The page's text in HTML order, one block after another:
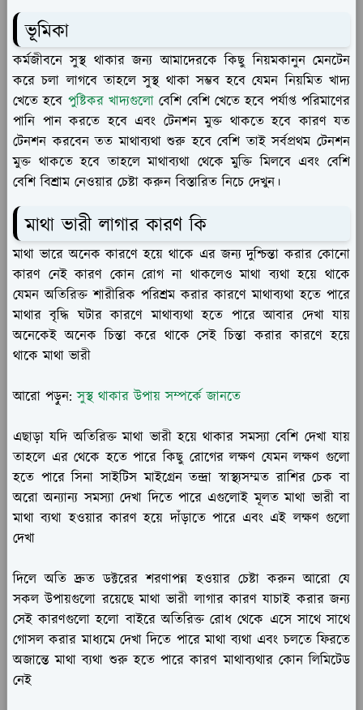
ভূমিকা
কর্মজীবনে সুস্থ থাকার জন্য আমাদেরকে কিছু নিয়মকানুন মেনটেন
করে চলা লাগবে তাহলে সুস্থ থাকা সম্ভব হবে যেমন নিয়মিত খাদ্য
খেতে হবে পুষ্টিকর খাদ্যগুলোবেশি বেশি খেতে হবে পর্যাপ্ত পরিমাণের
পানি পান করতে হবে এবং টেনশন মুক্ত থাকতে হবে কারণ যত
টেনশন করবেন তত মাথাব্যথা শুরু হবে বেশি তাই সর্বপ্রথম টেনশন
মুক্ত থাকতে হবে তাহলে মাথাব্যথা থেকে মুক্তি মিলবে এবং বেশি
বেশি বিশ্রাম নেওয়ার চেষ্টা করুন বিস্তারিত নিচে দেখুন।
মাথা ভারী লাগার কারণ কি
মাথা ভারে অনেক কারণে হয়ে থাকে এর জন্য দুশ্চিন্তা করার কোনো
কারণ নেই কারণ কোন রোগ না থাকলেও মাথা ব্যথা হয়ে থাকে
যেমন অতিরিক্ত শারীরিক পরিশ্রম করার কারণে মাথাব্যথা হতে পারে
মাথার বৃদ্ধি ঘটার কারণে মাথাব্যথা হতে পারে আবার দেখা যায়
অনেকেই অনেক চিন্তা করে থাকে সেই চিন্তা করার কারণে হয়ে
থাকে মাথা ভারী
আরো পড়ুন:সুস্থ থাকার উপায় সম্পর্কে জানতে
এছাড়া যদি অতিরিক্ত মাথা ভারী হয়ে থাকার সমস্যা বেশি দেখা যায়
তাহলে এর থেকে হতে পারে কিছু রোগের লক্ষণ যেমন লক্ষণ গুলো
হতে পারে সিনা সাইটিস মাইগ্রেন তন্দ্রা স্বাস্থ্যসম্মত রাশির চেক বা
অরো অন্যান্য সমস্যা দেখা দিতে পারে এগুলোই মূলত মাথা ভারী বা
মাথা ব্যথা হওয়ার কারণ হয়ে দাঁড়াতে পারে এবং এই লক্ষণ গুলো
দেখা
দিলে অতি দ্রুত ডক্টরের শরণাপন্ন হওয়ার চেষ্টা করুন আরো যে
সকল উপায়গুলো রয়েছে মাথা ভারী লাগার কারণ যাচাই করার জন্য
সেই কারণগুলো হলো বাইরে অতিরিক্ত রোধ থেকে এসে সাথে সাথে
গোসল করার মাধ্যমে দেখা দিতে পারে মাথা ব্যথা এবং চলতে ফিরতে
অজান্তে মাথা ব্যথা শুরু হতে পারে কারণ মাথাব্যথার কোন লিমিটেড
নেই